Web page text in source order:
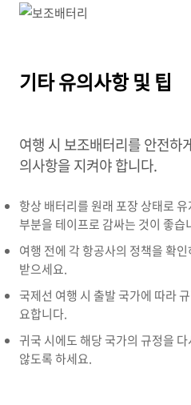
기타 유의사항 및 팁
여행 시 보조배터리를 안전하
의사항을 지켜야 합니다.
항상 배터리를 원래 포장 상태로
부분을 테이프로 감싸는 것이 좋습
여행 전에 각 항공사의 정책을 확
받으세요.
국제선 여행 시 출발 국가에 따라
요합니다.
귀국 시에도 해당 국가의 규정을
않도록 하세요.